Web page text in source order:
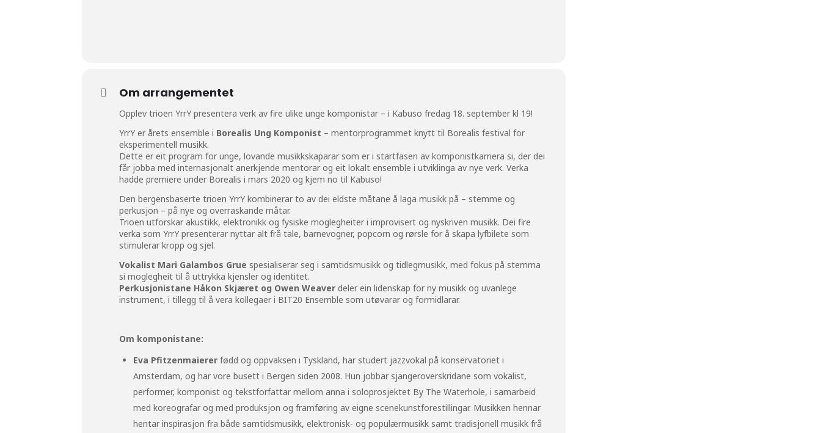
Om arrangementet
Opplev trioen YrrY presentera verk av fire ulike unge komponistar – i Kabuso fredag 18. september kl 19!
YrrY er årets ensemble i Borealis Ung Komponist – mentorprogrammet knytt til Borealis festival for
eksperimentell musikk.
Dette er eit program for unge, lovande musikkskaparar som er i startfasen av komponistkarriera si, der dei
får jobba med internasjonalt anerkjende mentorar og eit lokalt ensemble i utviklinga av nye verk. Verka
hadde premiere under Borealis i mars 2020 og kjem no til Kabuso!
Den bergensbaserte trioen YrrY kombinerar to av dei eldste måtane å laga musikk på – stemme og
perkusjon – på nye og overraskande måtar.
Trioen utforskar akustikk, elektronikk og fysiske moglegheiter i improvisert og nyskriven musikk. Dei fire
verka som YrrY presenterar nyttar alt frå tale, barnevogner, popcorn og rørsle for å skapa lyfbilete som
stimulerar kropp og sjel.
Vokalist Mari Galambos Grue spesialiserar seg i samtidsmusikk og tidlegmusikk, med fokus på stemma
si moglegheit til å uttrykka kjensler og identitet.
Perkusjonistane Håkon Skjæret og Owen Weaver deler ein lidenskap for ny musikk og uvanlege
instrument, i tillegg til å vera kollegaer i BIT20 Ensemble som utøvarar og formidlarar.
Om komponistane:
Eva Pfitzenmaierer fødd og oppvaksen i Tyskland, har studert jazzvokal på konservatoriet i
Amsterdam, og har vore busett i Bergen siden 2008. Hun jobbar sjangeroverskridane som vokalist,
performer, komponist og tekstforfattar mellom anna i soloprosjektet By The Waterhole, i samarbeid
med koreografar og med produksjon og framføring av eigne scenekunstforestillingar. Musikken hennar
hentar inspirasjon fra både samtidsmusikk, elektronisk- og populærmusikk samt tradisjonell musikk frå